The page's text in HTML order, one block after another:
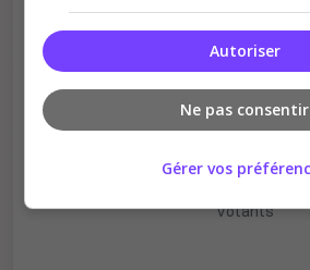
Récompenses
votants
Autoriser
Ne pas consentir
Gérer vos